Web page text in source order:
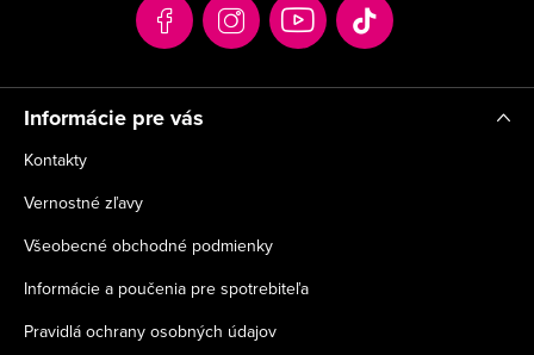
e
Informácie pre vás
Kontakty
Vernostné zľavy
Všeobecné obchodné podmienky
Informácie a poučenia pre spotrebiteľa
Pravidlá ochrany osobných údajov